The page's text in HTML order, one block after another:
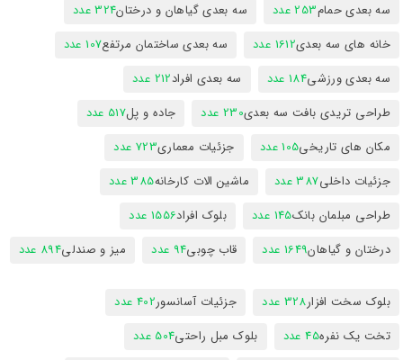
سه بعدی حمام253 عدد سه بعدی گیاهان و درختان324 عدد
خانه های سه بعدی1612 عدد سه بعدی ساختمان مرتفع107 عدد
سه بعدی ورزشی184 عدد سه بعدی افراد212 عدد
طراحی تریدی بافت سه بعدی230 عدد جاده و پل517 عدد
مکان های تاریخی105 عدد جزئیات معماری723 عدد
جزئیات داخلی387 عدد ماشین الات کارخانه385 عدد
طراحی مبلمان بانک145 عدد بلوک افراد1556 عدد
درختان و گیاهان1649 عدد قاب چوبی94 عدد میز و صندلی894 عدد
بلوک سخت افزار328 عدد جزئیات آسانسور402 عدد
تخت یک نفره45 عدد بلوک مبل راحتی504 عدد